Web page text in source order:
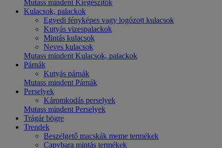
Mutass mindent Kiegészítők
Kulacsok, palackok
Egyedi fényképes vagy logózott kulacsok
Kutyás vizespalackok
Mintás kulacsok
Neves kulacsok
Mutass mindent Kulacsok, palackok
Párnák
Kutyás párnák
Mutass mindent Párnák
Perselyek
Káromkodás perselyek
Mutass mindent Perselyek
Trágár bögre
Trendek
Beszélgető macskák meme termékek
Capybara mintás termékek